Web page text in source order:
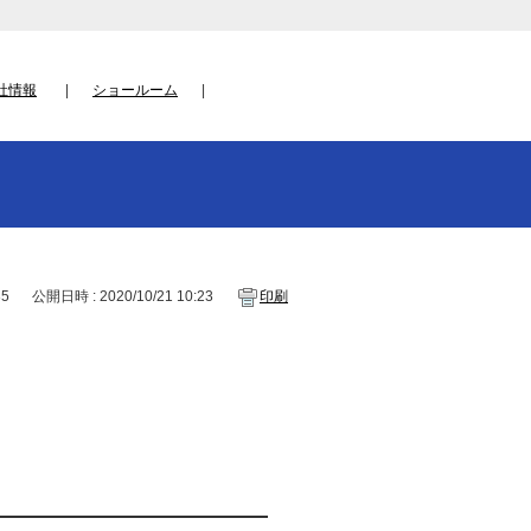
情報 ショールーム
公開日時 : 2020/10/21 10:23 印刷